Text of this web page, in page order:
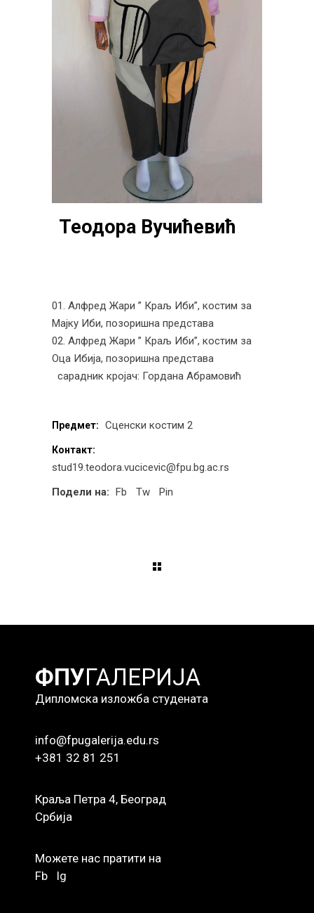
Теодора Вучићевић
01. Алфред Жари ” Краљ Иби”, костим за
Мајку Иби, позоришна представа
02. Алфред Жари ” Краљ Иби”, костим за
Оца Ибија, позоришна представа
сарадник кројач: Гордана Абрамовић
Предмет: Сценски костим 2
Контакт:
stud19.teodora.vucicevic@fpu.bg.ac.rs
Подели на:
Fb Tw Pin
ФПУГАЛЕРИЈА
Дипломска изложба студената
info@fpugalerija.edu.rs
+381 32 81 251
Краља Петра 4, Београд
Србија
Можете нас пратити на
Fb
Ig